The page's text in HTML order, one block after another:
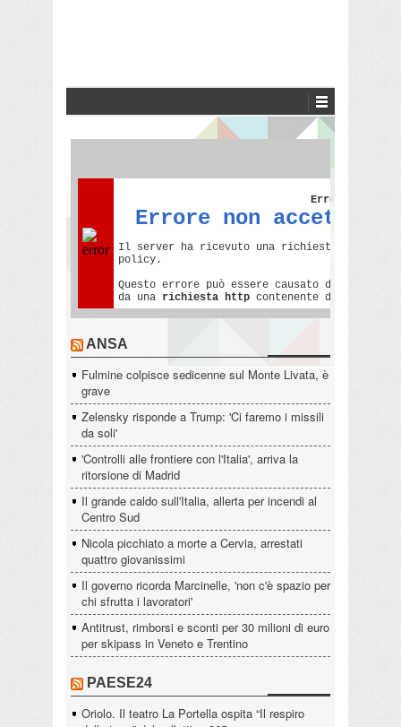
ANSA
Fulmine colpisce sedicenne sul Monte Livata, è
grave
Zelensky risponde a Trump: 'Ci faremo i missili
da soli'
'Controlli alle frontiere con l'Italia', arriva la
ritorsione di Madrid
Il grande caldo sull'Italia, allerta per incendi al
Centro Sud
Nicola picchiato a morte a Cervia, arrestati
quattro giovanissimi
Il governo ricorda Marcinelle, 'non c'è spazio per
chi sfrutta i lavoratori'
Antitrust, rimborsi e sconti per 30 milioni di euro
per skipass in Veneto e Trentino
PAESE24
Oriolo. Il teatro La Portella ospita “Il respiro